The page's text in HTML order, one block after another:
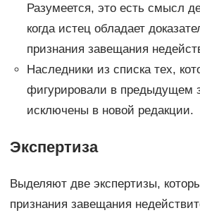
Разумеется, это есть смысл
когда истец обладает
признания завещания
Наследники из списка тех,
фигурировали в предыдущем
исключены в новой редакции.
Экспертиза
Выделяют две экспертизы,
признания завещания